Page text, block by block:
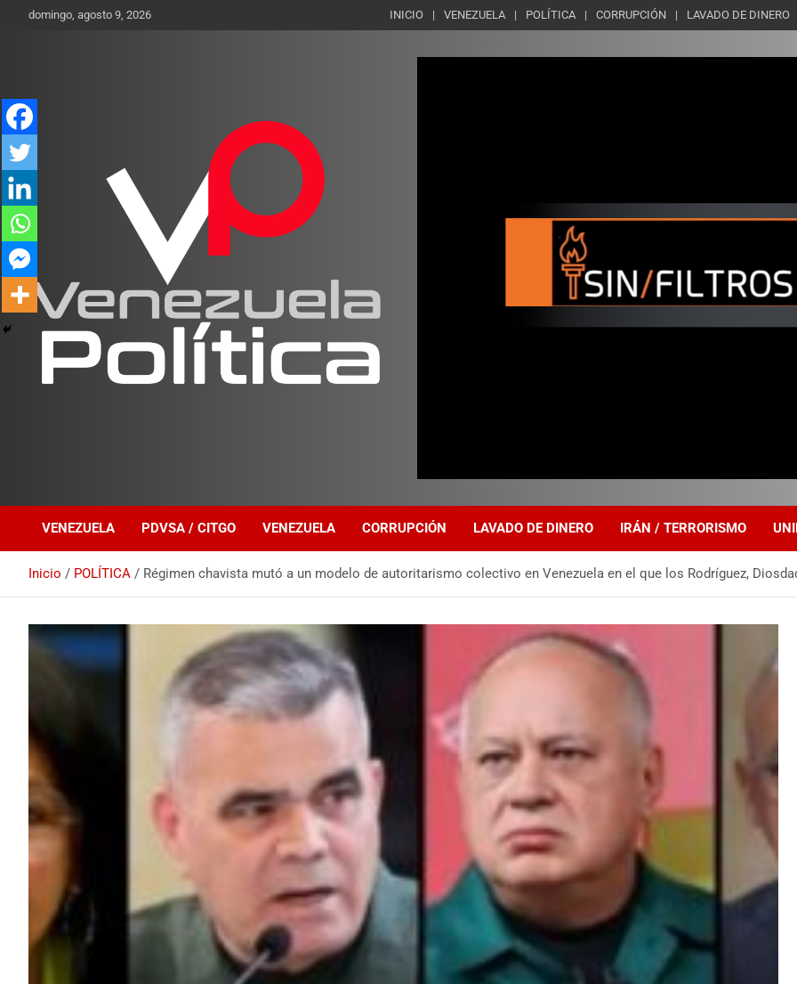
Saltardomingo, agosto 9, 2026 INICIO VENEZUELA POLÍTICA CORRUPCIÓN LAVADO DE DINERO
VENEZUELA PDVSA / CITGO VENEZUELA CORRUPCIÓN LAVADO DE DINERO IRÁN / TERRORISMO
Inicio POLÍTICA Régimen chavista mutó a un modelo de autoritarismo colectivo en Venezuela en el que los Rodríguez,